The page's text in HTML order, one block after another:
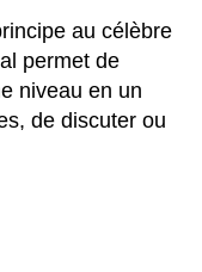
au célèbre
permet de
niveau en un
de discuter ou